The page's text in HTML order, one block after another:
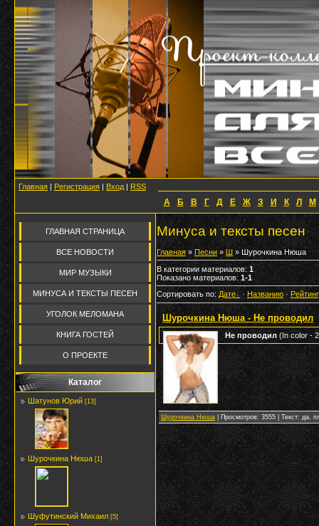
Главная | Регистрация | Вход | RSS
А Б В Г Д Е Ж З И К Л М
ГЛАВНАЯ СТРАНИЦА
ВСЕ НОВОСТИ
МИР МУЗЫКИ
МИНУСА И ТЕКСТЫ ПЕСЕН
УГОЛОК МЕЛОМАНА
КНИГА ГОСТЕЙ
О ПРОЕКТЕ
Каталог
Шатунов Юрий [13]
Шурочкина Нюша [1]
Шуфутинский Михаил [5]
Минуса и тексты песен
Главная» Песни»Ш » Шурочкина Нюша
В категории материалов: 1
Показано материалов: 1-1
Сортировать по:Дате · Названию·
Шурочкина Нюша - Не проводил
Не проводил(In color -
Шурочкина Нюша | Просмотров: 3555 | Текст: да,